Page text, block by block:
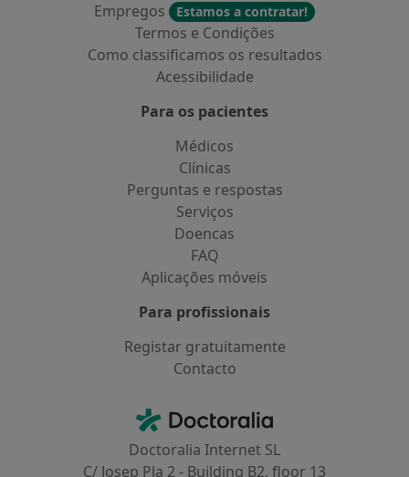
Empregos
Estamos a contratar!
Termos e Condições
Como classificamos os resultados
Acessibilidade
Para os pacientes
Médicos
Clínicas
Perguntas e respostas
Serviços
Doencas
FAQ
Aplicações móveis
Para profissionais
Registar gratuitamente
Contacto
Doctoralia - Homepage
Doctoralia Internet SL
C/ Josep Pla 2 - Building B2, floor 13